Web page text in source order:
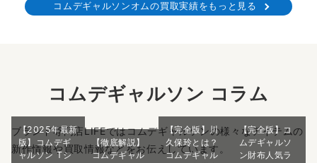
コムデギャルソンオムの買取実績をもっと見る
コムデギャルソン コラム
ブランド専門店LIFEではコムデギャルソンの様々なアイテムの
新作情報や買取情報などをお伝えしています。
【2025年最新
版】コムデギ
ャルソン Tシ
【徹底解説】
コムデギャル
【完全版】川
久保玲とは？
コムデギャル
【完全版】コ
ムデギャルソ
ン財布人気ラ